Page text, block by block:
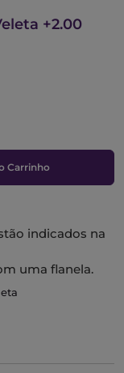
+2.00
Carrinho
indicados na
uma flanela.